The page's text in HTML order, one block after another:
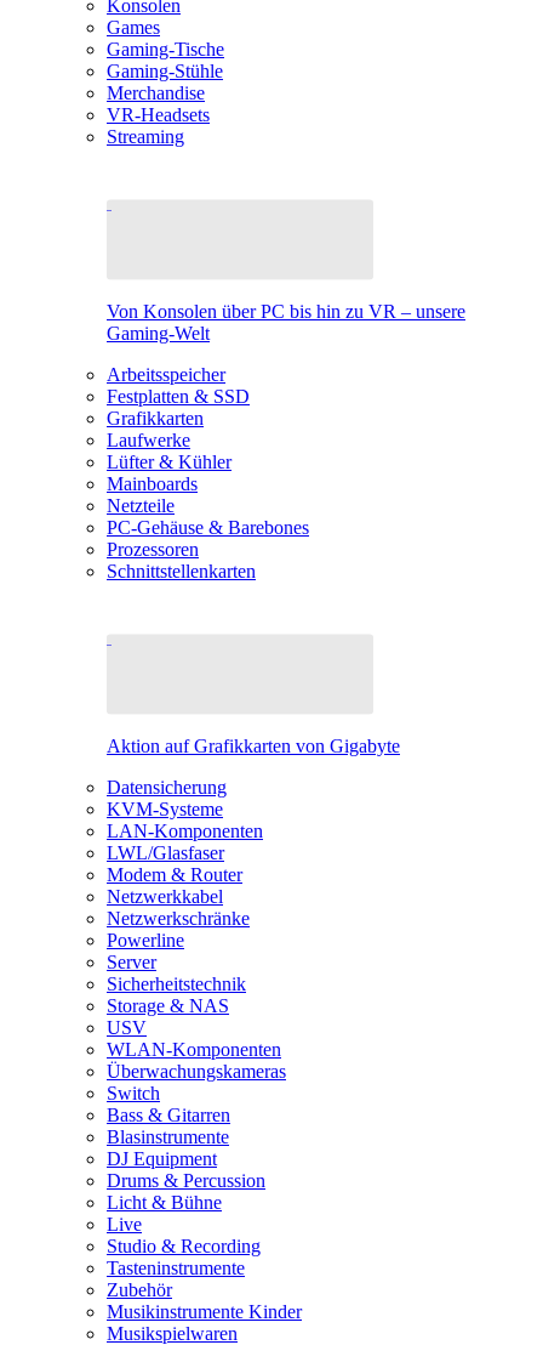
Konsolen
Games
Gaming-Tische
Gaming-Stühle
Merchandise
VR-Headsets
Streaming
Von Konsolen über PC bis hin zu VR – unsere
Gaming-Welt
Arbeitsspeicher
Festplatten & SSD
Grafikkarten
Laufwerke
Lüfter & Kühler
Mainboards
Netzteile
PC-Gehäuse & Barebones
Prozessoren
Schnittstellenkarten
Aktion auf Grafikkarten von Gigabyte
Datensicherung
KVM-Systeme
LAN-Komponenten
LWL/Glasfaser
Modem & Router
Netzwerkkabel
Netzwerkschränke
Powerline
Server
Sicherheitstechnik
Storage & NAS
USV
WLAN-Komponenten
Überwachungskameras
Switch
Bass & Gitarren
Blasinstrumente
DJ Equipment
Drums & Percussion
Licht & Bühne
Live
Studio & Recording
Tasteninstrumente
Zubehör
Musikinstrumente Kinder
Musikspielwaren